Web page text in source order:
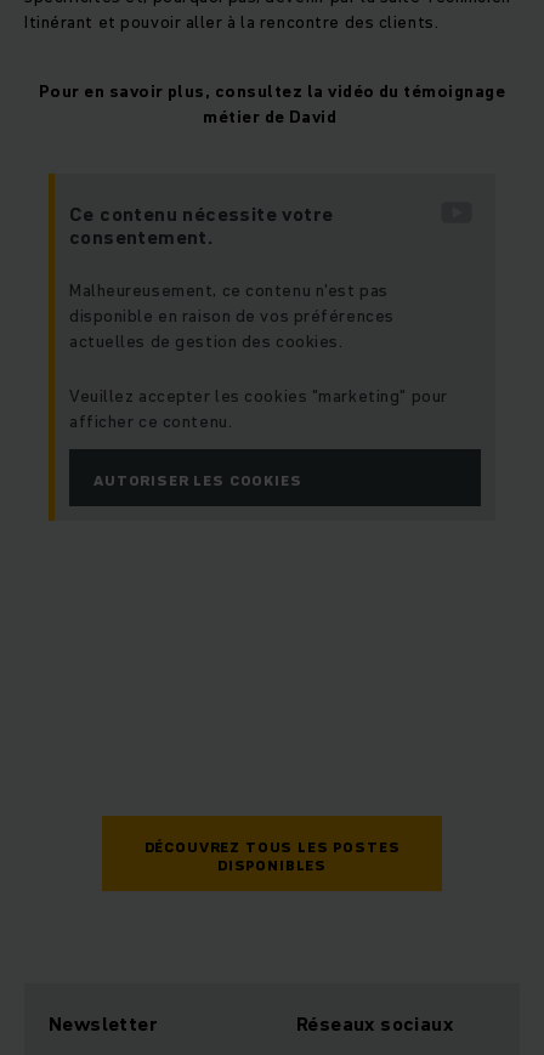
Itinérant et pouvoir aller à la rencontre des clients.
Pour en savoir plus, consultez la vidéo du témoignage
métier de David
Ce contenu nécessite votre
consentement.
Malheureusement, ce contenu n'est pas
disponible en raison de vos préférences
actuelles de gestion des cookies.
Veuillez accepter les cookies "marketing" pour
afficher ce contenu.
AUTORISER LES COOKIES
DÉCOUVREZ TOUS LES POSTES
DISPONIBLES
Newsletter Réseaux sociaux